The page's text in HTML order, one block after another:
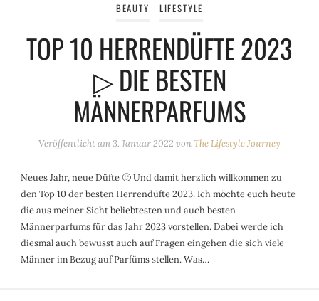
BEAUTY LIFESTYLE
TOP 10 HERRENDÜFTE 2023
▷ DIE BESTEN
MÄNNERPARFUMS
Veröffentlicht am3. Januar 2022 vonThe Lifestyle Journey
Neues Jahr, neue Düfte 🙂 Und damit herzlich willkommen zu
den Top 10 der besten Herrendüfte 2023. Ich möchte euch heute
die aus meiner Sicht beliebtesten und auch besten
Männerparfums für das Jahr 2023 vorstellen. Dabei werde ich
diesmal auch bewusst auch auf Fragen eingehen die sich viele
Männer im Bezug auf Parfüms stellen. Was…